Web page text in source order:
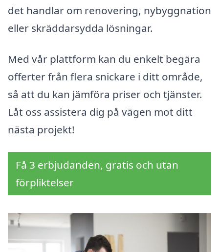
det handlar om renovering, nybyggnation
eller skräddarsydda lösningar.
Med vår plattform kan du enkelt begära
offerter från flera snickare i ditt område,
så att du kan jämföra priser och tjänster.
Låt oss assistera dig på vägen mot ditt
nästa projekt!
Få 3 erbjudanden, gratis och utan
förpliktelser